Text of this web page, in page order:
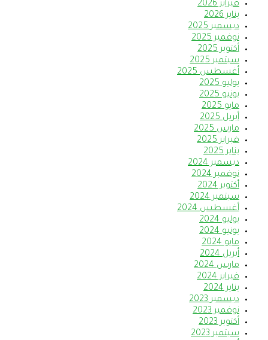
فبراير 2026
يناير 2026
ديسمبر 2025
نوفمبر 2025
أكتوبر 2025
سبتمبر 2025
أغسطس 2025
يوليو 2025
يونيو 2025
مايو 2025
أبريل 2025
مارس 2025
فبراير 2025
يناير 2025
ديسمبر 2024
نوفمبر 2024
أكتوبر 2024
سبتمبر 2024
أغسطس 2024
يوليو 2024
يونيو 2024
مايو 2024
أبريل 2024
مارس 2024
فبراير 2024
يناير 2024
ديسمبر 2023
نوفمبر 2023
أكتوبر 2023
سبتمبر 2023